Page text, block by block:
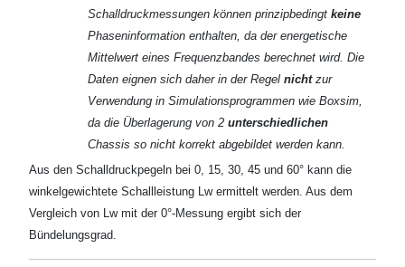
Schalldruckmessungen können prinzipbedingt keine
Phaseninformation enthalten, da der energetische
Mittelwert eines Frequenzbandes berechnet wird. Die
Daten eignen sich daher in der Regel nichtzur
Verwendung in Simulationsprogrammen wie Boxsim,
da die Überlagerung von 2 unterschiedlichen
Chassis so nicht korrekt abgebildet werden kann.
Aus den Schalldruckpegeln bei 0, 15, 30, 45 und 60° kann die
winkelgewichtete Schallleistung Lw ermittelt werden. Aus dem
Vergleich von Lw mit der 0°-Messung ergibt sich der
Bündelungsgrad.